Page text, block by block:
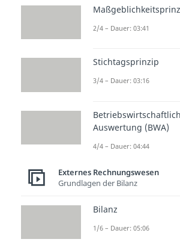
Warum ist ein
Aufwendungen
Eigenkapital.
sie theoretisch
auf das
Auswirkungen auf
beim
2/4 – Dauer: 03:41
Stichtagsprinzip
3/4 – Dauer: 03:16
Auswertung (BWA)
4/4 – Dauer: 04:44
Externes Rechnungswesen
Grundlagen der Bilanz
Bilanz
1/6 – Dauer: 05:06